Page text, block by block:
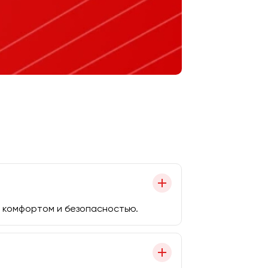
и безопасностью.